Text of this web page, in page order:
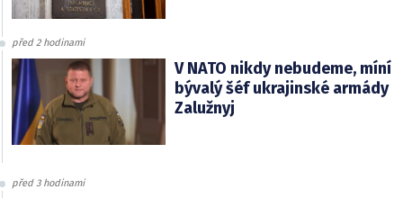
před 2 hodinami
V NATO nikdy nebudeme, míní
bývalý šéf ukrajinské armády
Zalužnyj
před 3 hodinami